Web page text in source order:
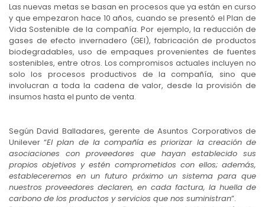
Las nuevas metas se basan en procesos que ya están en curso
y que empezaron hace 10 años, cuando se presentó el Plan de
Vida Sostenible de la compañía. Por ejemplo, la reducción de
gases de efecto invernadero (GEI), fabricación de productos
biodegradables, uso de empaques provenientes de fuentes
sostenibles, entre otros. Los compromisos actuales incluyen no
solo los procesos productivos de la compañía, sino que
involucran a toda la cadena de valor, desde la provisión de
insumos hasta el punto de venta.
Según David Balladares, gerente de Asuntos Corporativos de
Unilever “El plan de la compañía es priorizar la creación de
asociaciones con proveedores que hayan establecido sus
propios objetivos y estén comprometidos con ellos; además,
estableceremos en un futuro próximo un sistema para que
nuestros proveedores declaren, en cada factura, la huella de
carbono de los productos y servicios que nos suministran”.